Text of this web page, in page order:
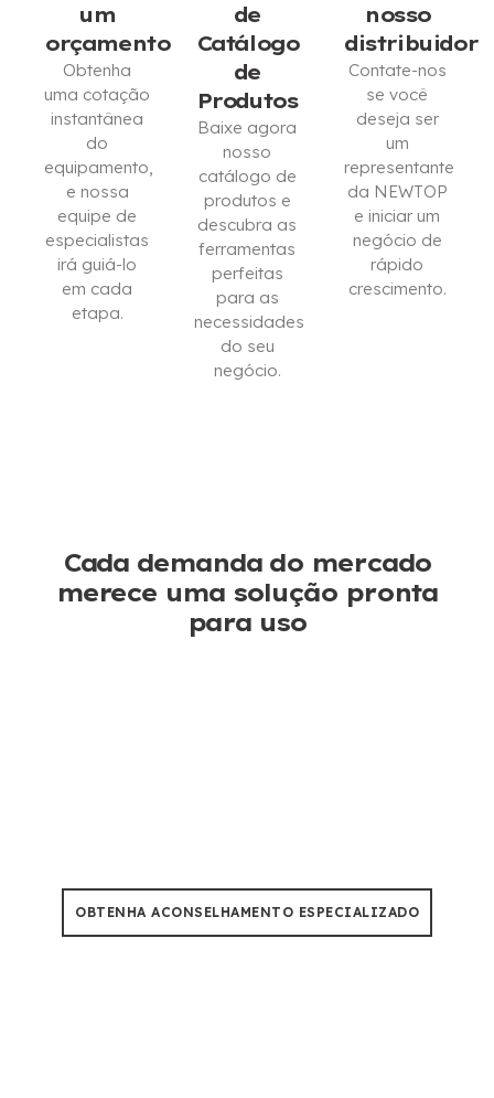
um
orçamento
Obtenha
uma cotação
instantânea
do
equipamento,
e nossa
equipe de
especialistas
irá guiá-lo
em cada
etapa.
de
Catálogo
de
Produtos
Baixe agora
nosso
catálogo de
produtos e
descubra as
ferramentas
perfeitas
para as
necessidades
do seu
negócio.
nosso
distribuidor
Contate-nos
se você
deseja ser
um
representante
da NEWTOP
e iniciar um
negócio de
rápido
crescimento.
Cada demanda do mercado
merece uma solução pronta
para uso
OBTENHA ACONSELHAMENTO ESPECIALIZADO